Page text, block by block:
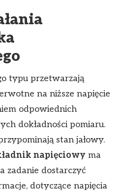
typu przetwarzają
na niższe napięcie
odpowiednich
dokładności pomiaru.
stan jałowy.
napięciowy ma
zadanie dostarczyć
dotyczące napięcia